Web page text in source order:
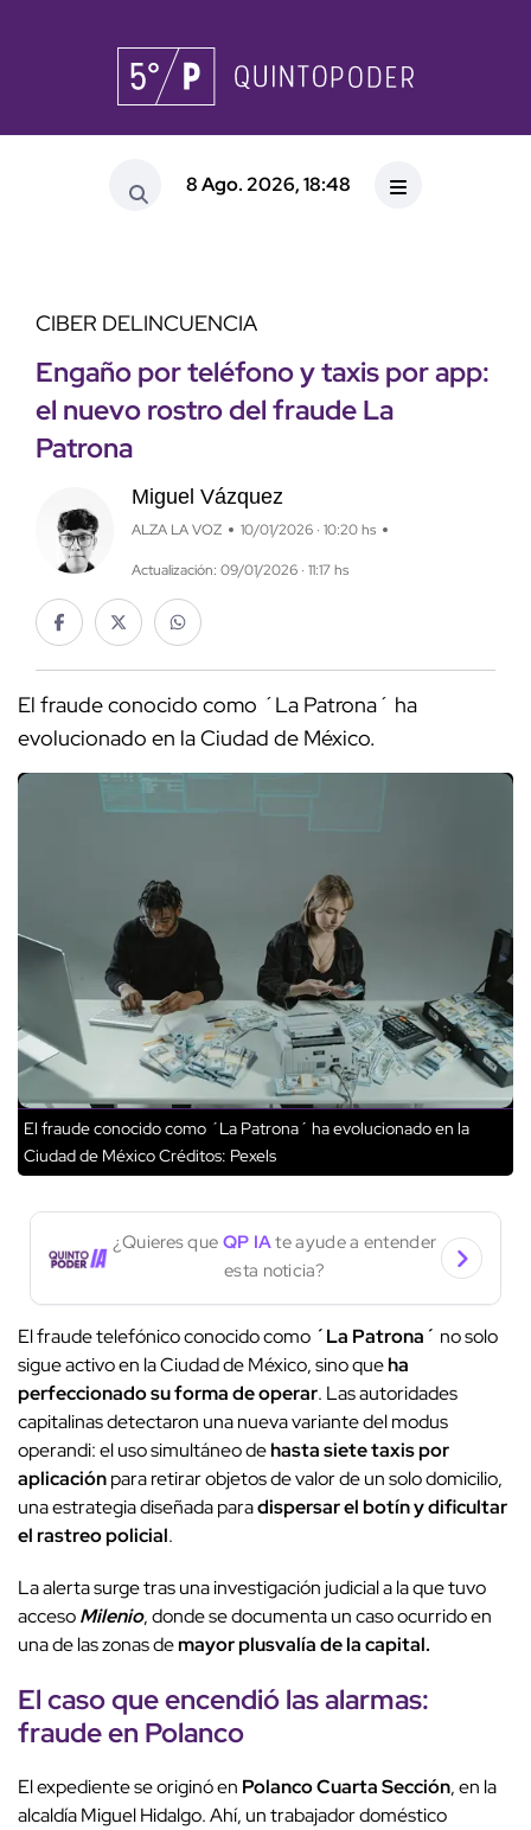
8 Ago. 2026, 18:48
CIBER DELINCUENCIA
Engaño por teléfono y taxis por app:
el nuevo rostro del fraude La
Patrona
Miguel Vázquez
ALZA LA VOZ 10/01/2026 · 10:20 hs
Actualización: 09/01/2026 · 11:17 hs
El fraude conocido como ´La Patrona´ ha
evolucionado en la Ciudad de México.
El fraude conocido como ´La Patrona´ ha evolucionado en la
Ciudad de MéxicoCréditos: Pexels
¿Quieres que QP IAte ayude a entender
esta noticia?
El fraude telefónico conocido como ´La Patrona´ no solo
sigue activo en la Ciudad de México, sino queha
perfeccionado su forma de operar. Las autoridades
capitalinas detectaron una nueva variante del modus
operandi: el uso simultáneo dehasta siete taxis por
aplicaciónpara retirar objetos de valor de un solo domicilio,
una estrategia diseñada paradispersar el botín y dificultar
el rastreo policial.
La alerta surge tras una investigación judicial a la que tuvo
accesoMilenio, donde se documenta un caso ocurrido en
una de las zonas demayor plusvalía de la capital.
El caso que encendió las alarmas:
fraude en Polanco
El expediente se originó en Polanco Cuarta Sección, en la
alcaldía Miguel Hidalgo. Ahí, un trabajador doméstico